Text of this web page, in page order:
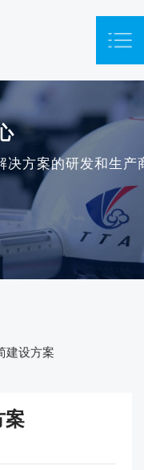
决方案的研发和生产
建设方案
案